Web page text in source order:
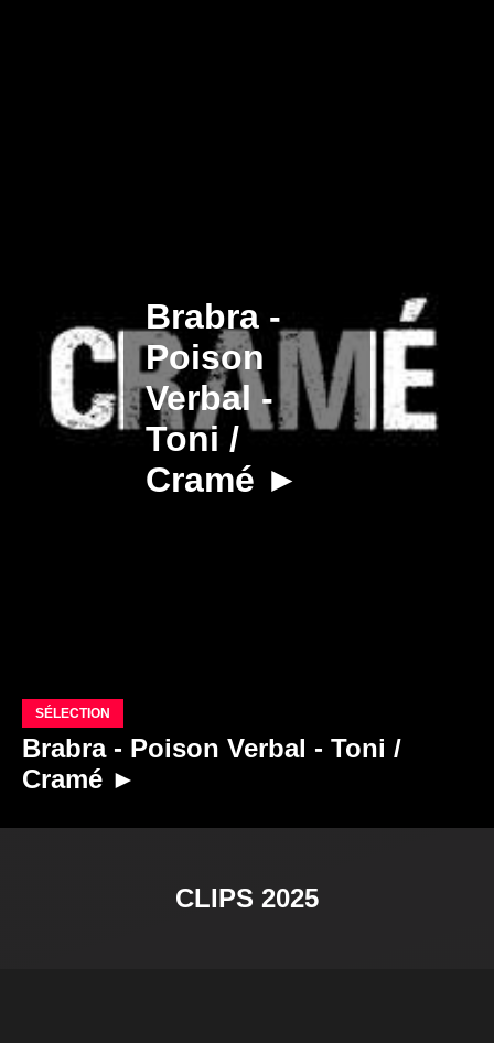
Brabra -
Poison
Verbal -
Toni /
Cramé ►
SÉLECTION
Brabra - Poison Verbal - Toni /
Cramé ►
CLIPS 2025